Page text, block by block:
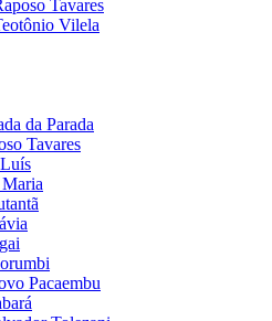
Tavares
Vilela
da Parada
Tavares
Pacaembu